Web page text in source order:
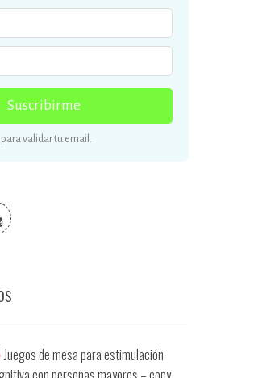
Suscribirme
validar tu email.
Juegos de mesa para estimulación